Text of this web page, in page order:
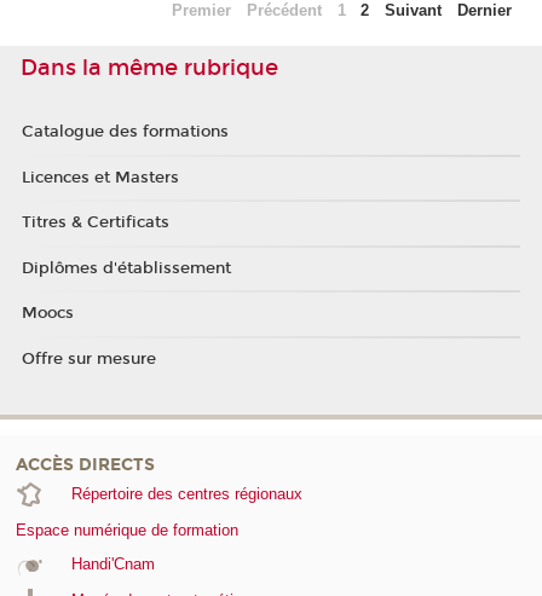
Premier
Précédent 1 2 Suivant Dernier
Dans la même rubrique
Catalogue des formations
Licences et Masters
Titres & Certificats
Diplômes d'établissement
Moocs
Offre sur mesure
ACCÈS DIRECTS
Répertoire des centres régionaux
Espace numérique de formation
Handi'Cnam